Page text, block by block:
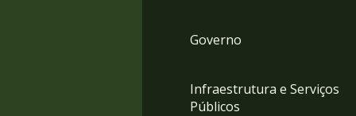
Governo
Infraestrutura e Serviços
Públicos